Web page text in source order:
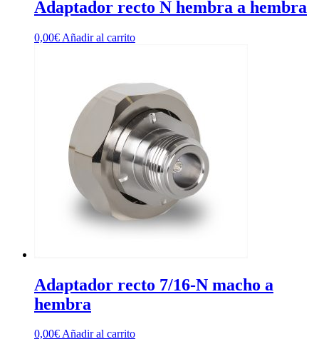
Adaptador recto N hembra a hembra
0,00€ Añadir al carrito
Adaptador recto 7/16-N macho a
hembra
0,00€Añadir al carrito